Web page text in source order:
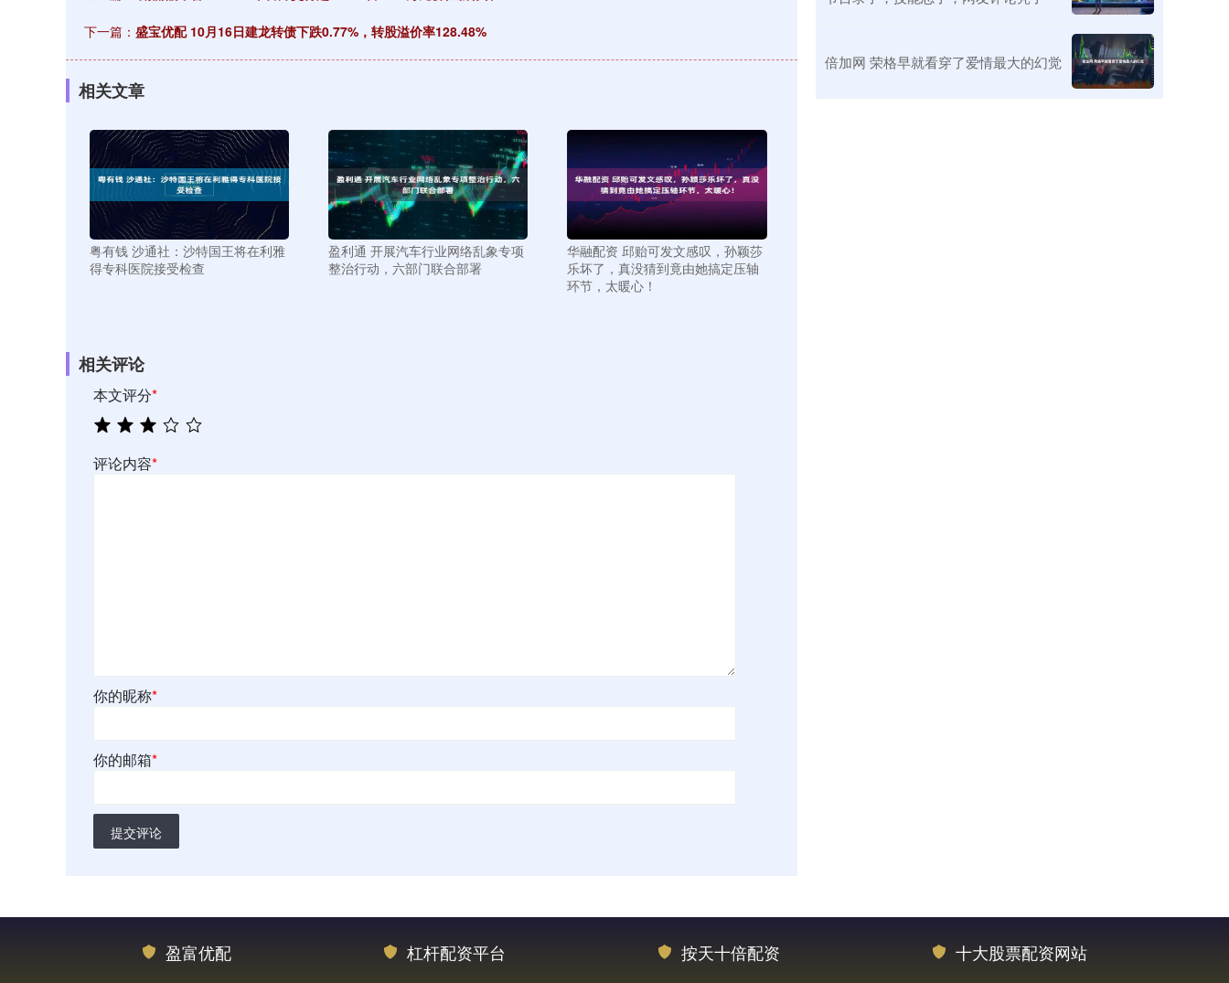
下一篇： 盛宝优配 10月16日建龙转债下跌0.77%，转股溢价率128.48%
相关文章
粤有钱 沙通社：沙特国王将在利雅
得专科医院接受检查
盈利通 开展汽车行业网络乱象专项
整治行动，六部门联合部署
华融配资 邱贻可发文感叹，孙颖莎
乐坏了，真没猜到竟由她搞定压轴
环节，太暖心！
相关评论
本文评分*
评论内容*
你的昵称*
你的邮箱*
提交评论
倍加网 荣格早就看穿了爱情最大的幻觉
盈富优配 杠杆配资平台 按天十倍配资 十大股票配资网站